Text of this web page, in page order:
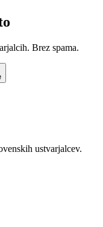
Brez spama.
ustvarjalcev.